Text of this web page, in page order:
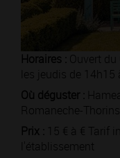
Horaires : Ouvert
les jeudis de 14h15
Où déguster :
Romaneche-Thorins
Prix :
15 € à €
l'établissement